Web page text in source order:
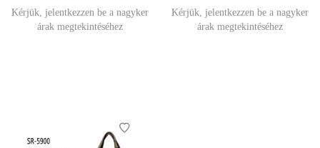
Kérjük, jelentkezzen be a nagyker
árak megtekintéséhez
Kérjük, jelentkezzen be a nagyker
árak megtekintéséhez